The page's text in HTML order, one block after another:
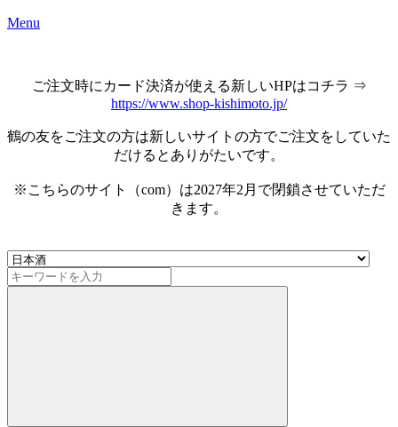
Menu
ご注文時にカード決済が使える新しいHPはコチラ ⇒
https://www.shop-kishimoto.jp/
鶴の友をご注文の方は新しいサイトの方でご注文をしていた
だけるとありがたいです。
※こちらのサイト（com）は2027年2月で閉鎖させていただ
きます。